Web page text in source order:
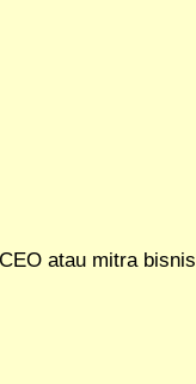
atau mitra